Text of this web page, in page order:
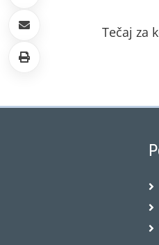
Tečaj za